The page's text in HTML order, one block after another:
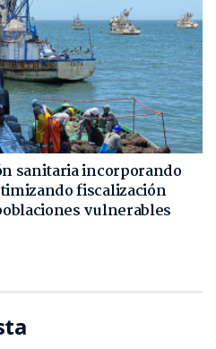
sanitaria incorporando
fiscalización
vulnerables